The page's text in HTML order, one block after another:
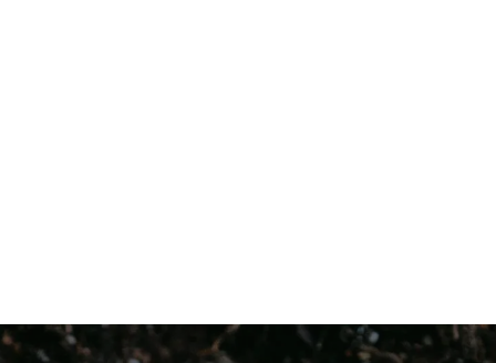
Regenerative 10 kg Professional 10 kg